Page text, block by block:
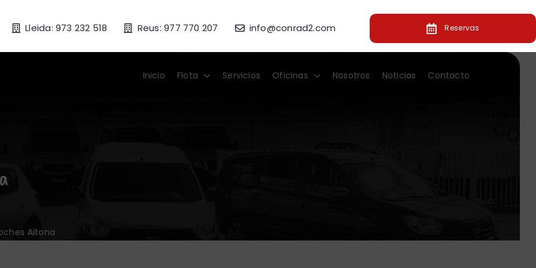
Lleida: 973 232 518 Reus: 977 770 207 info@conrad2.com Reservas
Inicio Flota Servicios Oficinas Nosotros Noticias Contacto
Aitona